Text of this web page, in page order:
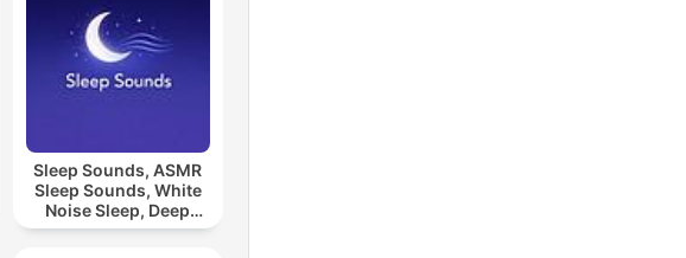
Sleep Sounds, ASMR
Sleep Sounds, White
Noise Sleep, Deep
Sleep Sounds,